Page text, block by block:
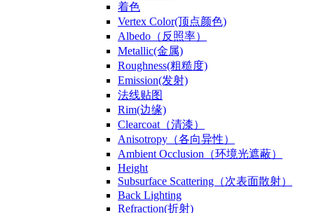
着色
Vertex Color(顶点颜色)
Albedo（反照率）
Metallic(金属)
Roughness(粗糙度)
Emission(发射)
法线贴图
Rim(边缘)
Clearcoat（清漆）
Anisotropy（各向异性）
Ambient Occlusion（环境光遮蔽）
Height
Subsurface Scattering（次表面散射）
Back Lighting
Refraction(折射)